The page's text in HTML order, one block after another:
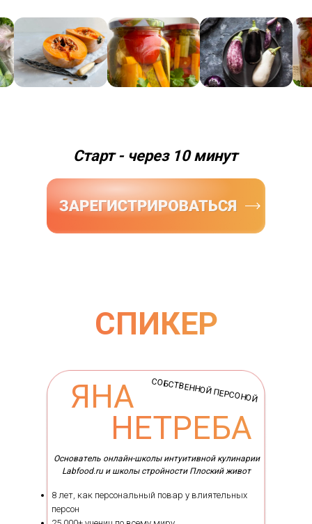
{DATAF2}
Старт - через 10 минут
СПИКЕР
ЯНА
НЕТРЕБА
8 лет, как персональный повар у влиятельных
персон
СОБСТВЕННОЙ ПЕРСОНОЙ
Основатель онлайн-школы интуитивной кулинарии
Labfood.ru и школы стройности Плоский живот